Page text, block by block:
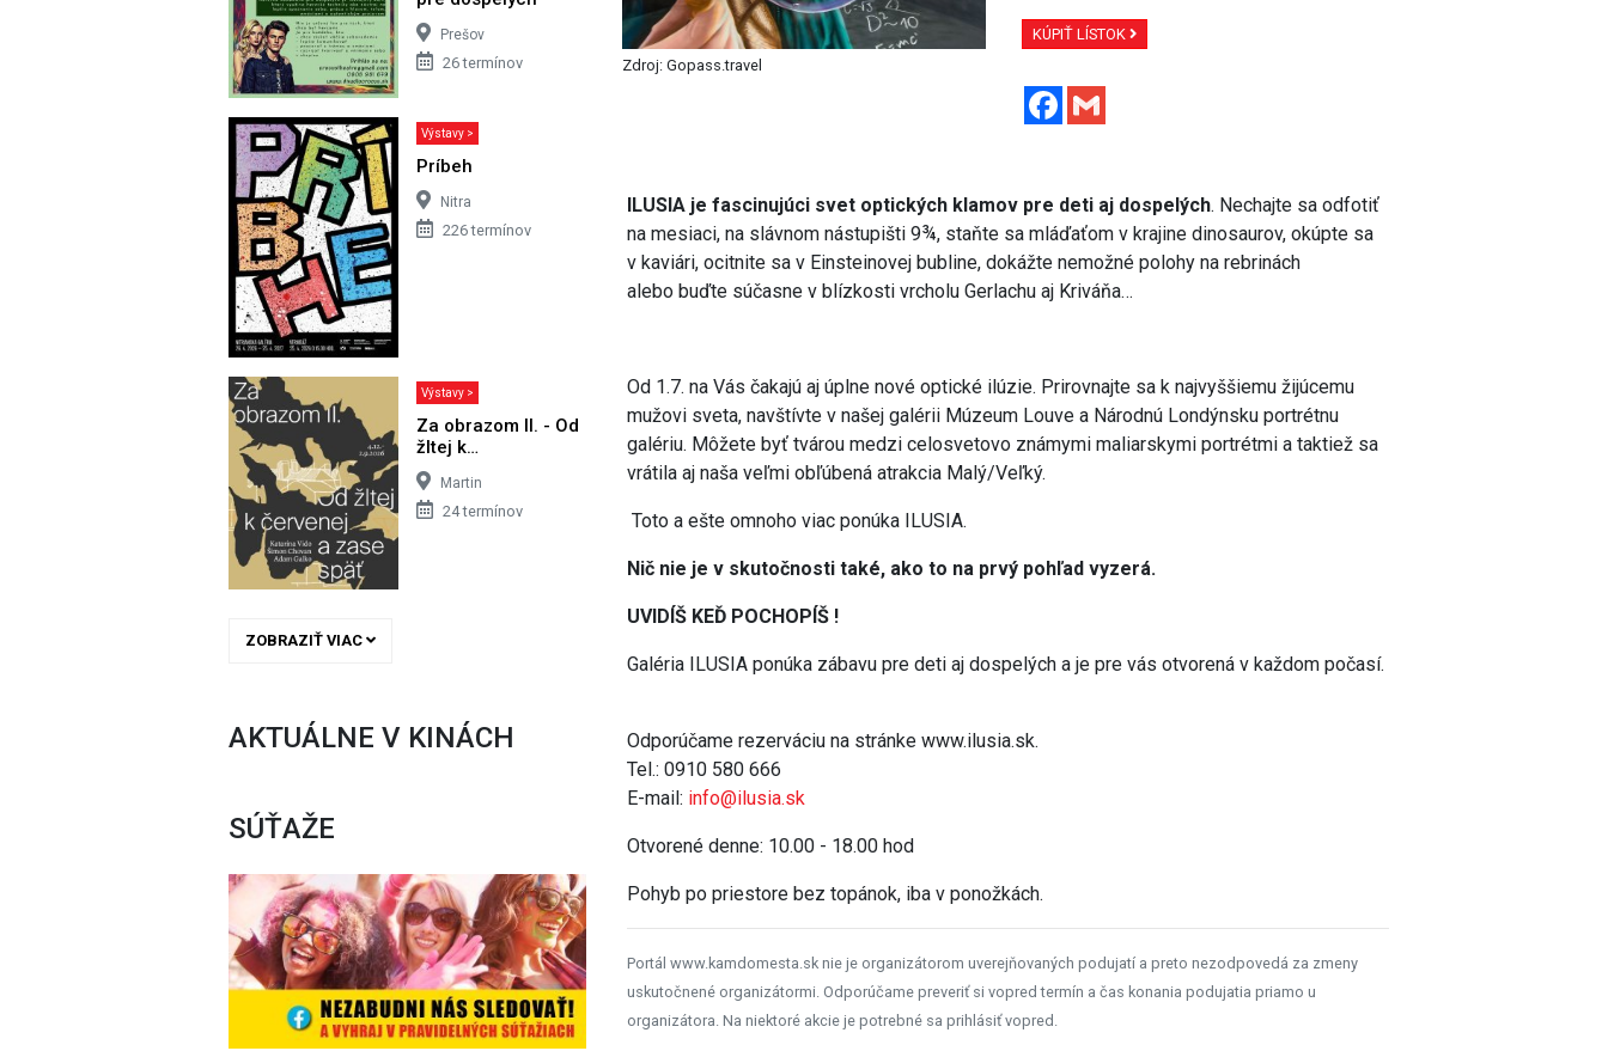
Prešov
26 termínov
Výstavy >
Príbeh
Nitra
226 termínov
Výstavy >
Za obrazom II. - Od
žltej k…
Martin
24 termínov
ZOBRAZIŤ VIAC
AKTUÁLNE V KINÁCH
SÚŤAŽE
Zdroj: Gopass.travel
KÚPIŤ LÍSTOK
Facebook
ILUSIA je fascinujúci svet optických klamov pre deti aj dospelých. Nechajte sa odfotiť
na mesiaci, na slávnom nástupišti 9¾, staňte sa mláďaťom v krajine dinosaurov, okúpte sa
v kaviári, ocitnite sa v Einsteinovej bubline, dokážte nemožné polohy na rebrinách
alebo buďte súčasne v blízkosti vrcholu Gerlachu aj Kriváňa…
Od 1.7. na Vás čakajú aj úplne nové optické ilúzie. Prirovnajte sa k najvyššiemu žijúcemu
mužovi sveta, navštívte v našej galérii Múzeum Louve a Národnú Londýnsku portrétnu
galériu. Môžete byť tvárou medzi celosvetovo známymi maliarskymi portrétmi a taktiež sa
vrátila aj naša veľmi obľúbená atrakcia Malý/Veľký.
Toto a ešte omnoho viac ponúka ILUSIA.
Nič nie je v skutočnosti také, ako to na prvý pohľad vyzerá.
UVIDÍŠ KEĎ POCHOPÍŠ !
Galéria ILUSIA ponúka zábavu pre deti aj dospelých a je pre vás otvorená v každom počasí.
Odporúčame rezerváciu na stránke www.ilusia.sk.
Tel.: 0910 580 666
E-mail: info@ilusia.sk
Otvorené denne: 10.00 - 18.00 hod
Pohyb po priestore bez topánok, iba v ponožkách.
Portál www.kamdomesta.sk nie je organizátorom uverejňovaných podujatí a preto nezodpovedá za zmeny
uskutočnené organizátormi. Odporúčame preveriť si vopred termín a čas konania podujatia priamo u
organizátora. Na niektoré akcie je potrebné sa prihlásiť vopred.